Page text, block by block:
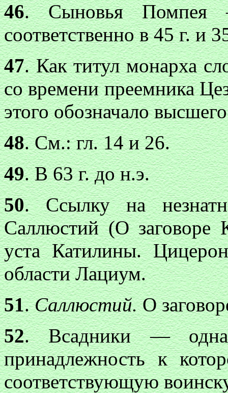
46. Сыновья Помпея
соответственно в 45 г. и
47. Как титул монарха
со времени преемника
этого обозначало
48. См.: гл. 14 и 26.
49. В 63 г. до н.э.
50. Ссылку на
Саллюстий (О заговоре
уста Катилины.
области Лациум.
51.Саллюстий.О
52. Всадники — одна
принадлежность к
соответствующую